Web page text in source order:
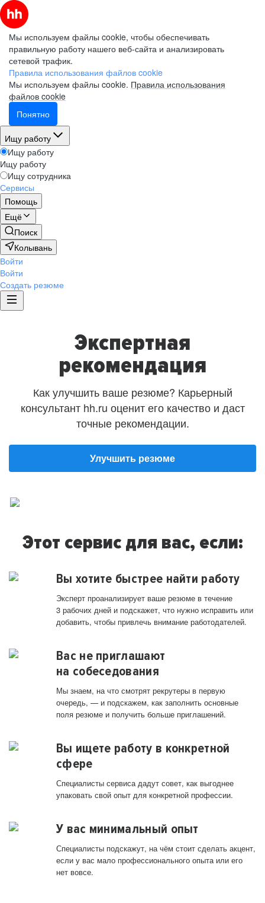
Мы используем файлы cookie, чтобы обеспечивать
правильную работу нашего веб-сайта и анализировать
сетевой трафик.
Правила использования файлов cookie
Мы используем файлы cookie. Правила использования
файлов cookie
Понятно
Ищу работу
Ищу работу
Ищу работу
Ищу сотрудника
Сервисы
Помощь
Ещё
Поиск
Колывань
Войти
Войти
Создать резюме
Экспертная
рекомендация
Как улучшить ваше резюме? Карьерный
консультант hh.ru оценит его качество и даст
точные рекомендации.
Улучшить резюме
Этот сервис для вас, если:
Вы хотите быстрее найти работу
Эксперт проанализирует ваше резюме в течение
3 рабочих дней и подскажет, что нужно исправить или
добавить, чтобы привлечь внимание работодателей.
Вас не приглашают
на собеседования
Мы знаем, на что смотрят рекрутеры в первую
очередь, — и подскажем, как заполнить основные
поля резюме и получить больше приглашений.
Вы ищете работу в конкретной
сфере
Специалисты сервиса дадут совет, как выгоднее
упаковать свой опыт для конкретной профессии.
У вас минимальный опыт
Специалисты подскажут, на чём стоит сделать акцент,
если у вас мало профессионального опыта или его
нет вовсе.